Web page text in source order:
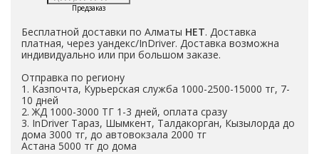
Предзаказ
Бесплатной доставки по Алматы НЕТ. Доставка
платная, через уандекс/InDriver. Доставка возможна
индивидуально или при большом заказе.
Отправка по региону
1. Казпочта, Курьерская служба 1000-2500-15000 тг, 7-
10 дней
2. ЖД 1000-3000 ТГ 1-3 дней, оплата сразу
3. InDriver Тараз, Шымкент, Талдакорган, Кызылорда до
дома 3000 тг, до автовокзала 2000 тг
Астана 5000 тг до дома